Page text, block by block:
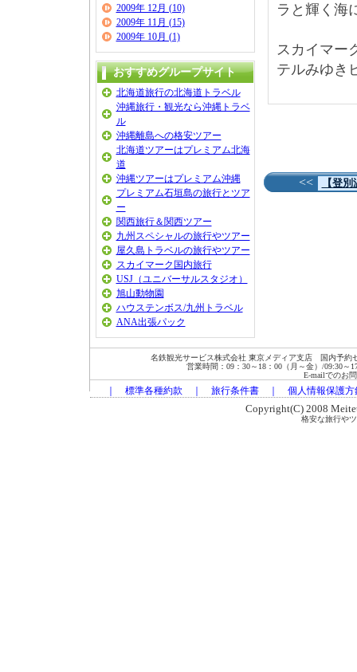
2009年 12月 (10)
2009年 11月 (15)
2009年 10月 (1)
おすすめグループサイト
北海道旅行の北海道トラベル
沖縄旅行・観光なら沖縄トラベ
ル
沖縄離島への格安ツアー
北海道ツアーはプレミアム北海
道
沖縄ツアーはプレミアム沖縄
プレミアム石垣島の旅行とツア
ー
関西旅行＆関西ツアー
九州スペシャルの旅行やツアー
屋久島トラベルの旅行やツアー
スカイマーク国内旅行
USJ（ユニバーサルスタジオ）
旭山動物園
ハウステンボス/九州トラベル
ANA出張パック
ラと輝く海
スカイマ
テルみゆき
<< 【登
名鉄観光サービス株式会社 東京メディア支店 国内予約
営業時間：09：30～18：00（月～金）/09:30～
E-mailでのお
標準各種約款 旅行条件書｜ 個人情報保護方
Copyright(C) 2008
格安な旅行や